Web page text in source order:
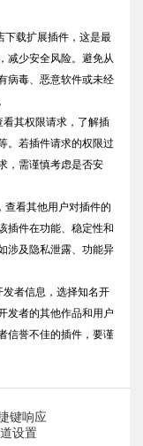
下载扩展插件，这是最
减少安全风险。避免从
病毒、恶意软件或未经
其权限请求，了解插
。若插件请求的权限过
，需谨慎考虑是否安
查看其他用户对插件的
插件在功能、稳定性和
涉及隐私泄露、功能异
者信息，选择知名开
发者的其他作品和用户
信誉不佳的插件，要谨
键响应
设置